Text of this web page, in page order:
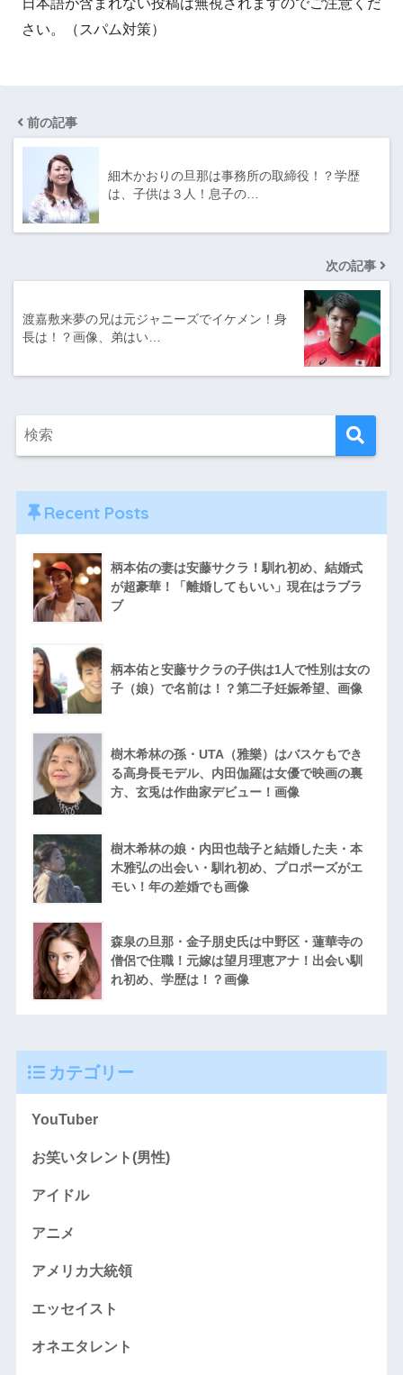
日本語が含まれない投稿は無視されますのでご注意くだ
さい。（スパム対策）
前の記事
細木かおりの旦那は事務所の取締役！？学歴
は、子供は３人！息子の…
次の記事
渡嘉敷来夢の兄は元ジャニーズでイケメン！身
長は！？画像、弟はい…
Recent Posts
柄本佑の妻は安藤サクラ！馴れ初め、結婚式
が超豪華！「離婚してもいい」現在はラブラ
ブ
柄本佑と安藤サクラの子供は1人で性別は女の
子（娘）で名前は！？第二子妊娠希望、画像
樹木希林の孫・UTA（雅樂）はバスケもでき
る高身長モデル、内田伽羅は女優で映画の裏
方、玄兎は作曲家デビュー！画像
樹木希林の娘・内田也哉子と結婚した夫・本
木雅弘の出会い・馴れ初め、プロポーズがエ
モい！年の差婚でも画像
森泉の旦那・金子朋史氏は中野区・蓮華寺の
僧侶で住職！元嫁は望月理恵アナ！出会い馴
れ初め、学歴は！？画像
カテゴリー
YouTuber
お笑いタレント(男性)
アイドル
アニメ
アメリカ大統領
エッセイスト
オネエタレント